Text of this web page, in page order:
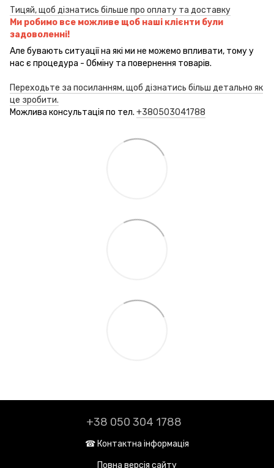
Тицяй, щоб дізнатись більше про оплату та доставку
Ми робимо все можливе щоб наші клієнти були
задоволенні!
Але бувають ситуації на які ми не можемо впливати, тому у
нас є процедура - Обміну та повернення товарів.
Переходьте за посиланням, щоб дізнатись більш детально як
це зробити.
Можлива консультація по тел. +380503041788
+38 050 304 1788
☎︎ Контактна інформація
Повна версія сайту